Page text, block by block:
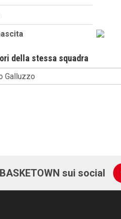
della stessa squadra
sui social